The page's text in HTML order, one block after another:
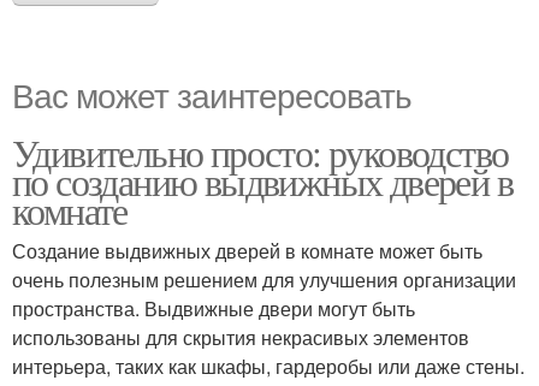
Вас может заинтересовать
Удивительно просто: руководство
по созданию выдвижных дверей в
комнате
Создание выдвижных дверей в комнате может быть
очень полезным решением для улучшения организации
пространства. Выдвижные двери могут быть
использованы для скрытия некрасивых элементов
интерьера, таких как шкафы, гардеробы или даже стены.